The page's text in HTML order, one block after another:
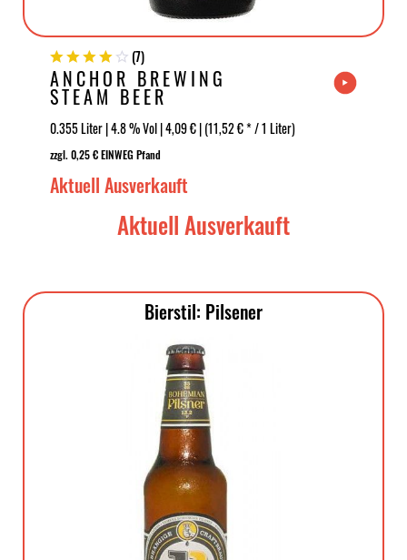
(7)
ANCHOR BREWING
STEAM BEER
0.355 Liter | 4.8 % Vol | 4,09 € | (11,52 € * / 1 Liter)
zzgl. 0,25 € EINWEG Pfand
Aktuell Ausverkauft
Aktuell Ausverkauft
Bierstil: Pilsener